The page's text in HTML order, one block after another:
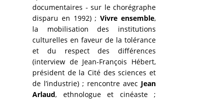
documentaires - sur le chorégraphe
disparu en 1992) ;Vivre ensemble,
la mobilisation des institutions
culturelles en faveur de la tolérance
et du respect des différences
(interview de Jean-François Hébert,
président de la Cité des sciences et
de l’industrie) ; rencontre avec Jean
Arlaud, ethnologue et cinéaste ;